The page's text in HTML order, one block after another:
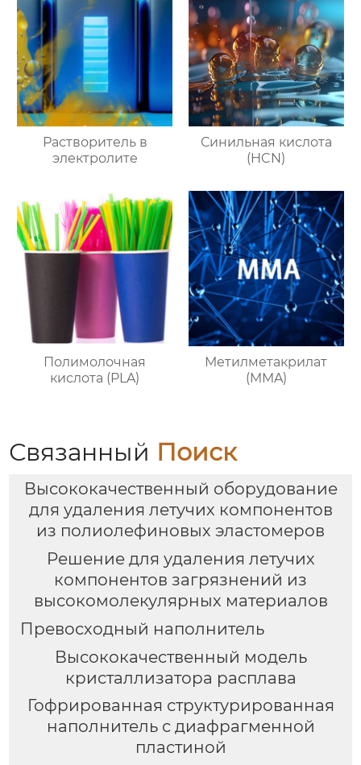
Растворитель в
электролите
Синильная кислота
(HCN)
Полимолочная
кислота (PLA)
Метилметакрилат
(MMA)
Связанный Поиск
Высококачественный оборудование
для удаления летучих компонентов
из полиолефиновых эластомеров
Pешение для удаления летучих
компонентов загрязнений из
высокомолекулярных материалов
Превосходный наполнитель
Высококачественный модель
кристаллизатора расплава
Гофрированная структурированная
наполнитель с диафрагменной
пластиной